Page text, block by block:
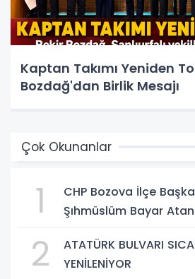
Kaptan Takımı Yeniden
Bozdağ'dan Birlik Mesajı
Çok Okunanlar
1
CHP Bozova İlçe
Şıhmüslüm Bayar
2
ATATÜRK BULVARI
YENİLENİYOR